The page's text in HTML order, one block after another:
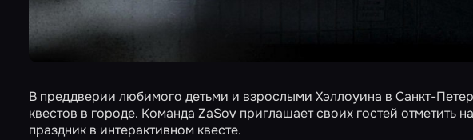
В преддверии любимого детьми и взрослыми Хэллоуина в Санкт-
квестов в городе. Команда ZaSov приглашает своих гостей
праздник в интерактивном квесте.